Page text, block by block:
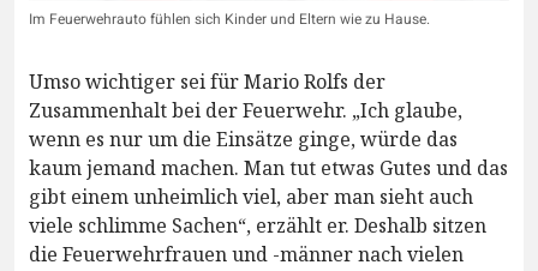
Im Feuerwehrauto fühlen sich Kinder und Eltern wie zu Hause.
Umso wichtiger sei für Mario Rolfs der
Zusammenhalt bei der Feuerwehr. „Ich glaube,
wenn es nur um die Einsätze ginge, würde das
kaum jemand machen. Man tut etwas Gutes und das
gibt einem unheimlich viel, aber man sieht auch
viele schlimme Sachen“, erzählt er. Deshalb sitzen
die Feuerwehrfrauen und -männer nach vielen